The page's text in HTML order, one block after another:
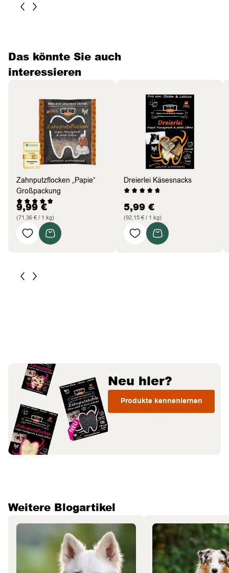
Das könnte Sie auch
interessieren
Zahnputzflocken „Papie“
Großpackung
9,99€
(71,36 € / 1 kg)
Dreierlei Käsesnacks
5,99 €
(92,15 € / 1 kg)
Neu hier?
Produkte kennenlernen
Weitere Blogartikel